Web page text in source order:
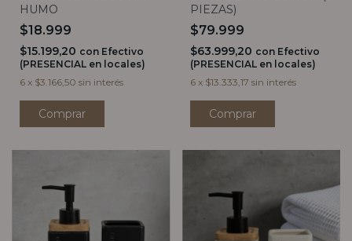
HUMO
$18.999
$15.199,20 con Efectivo
(PRESENCIAL en locales)
6 x $3.166,50 sin interés
PIEZAS)
$79.999
$63.999,20 con Efectivo
(PRESENCIAL en locales)
6 x $13.333,17 sin interés
Comprar